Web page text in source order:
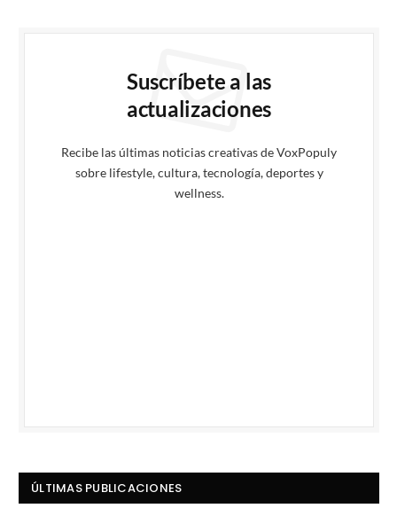
Suscríbete a las
actualizaciones
Recibe las últimas noticias creativas de VoxPopuly
sobre lifestyle, cultura, tecnología, deportes y
wellness.
ÚLTIMAS PUBLICACIONES